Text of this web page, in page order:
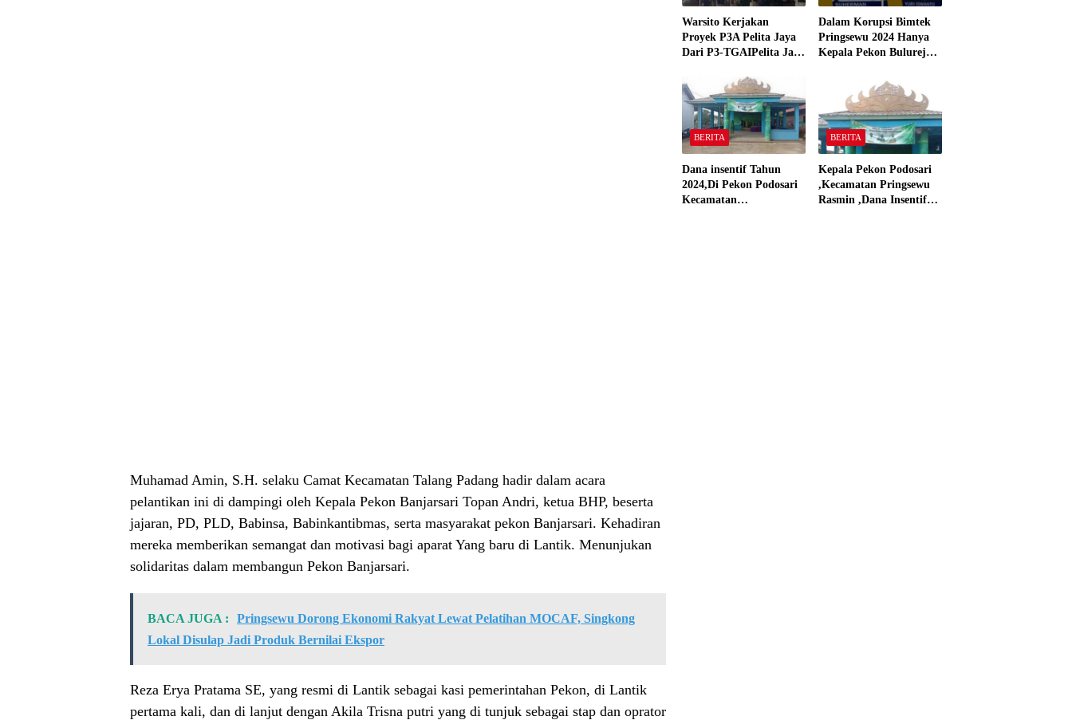
Muhamad Amin, S.H. selaku Camat Kecamatan Talang Padang hadir dalam acara
pelantikan ini di dampingi oleh Kepala Pekon Banjarsari Topan Andri, ketua BHP, beserta
jajaran, PD, PLD, Babinsa, Babinkantibmas, serta masyarakat pekon Banjarsari. Kehadiran
mereka memberikan semangat dan motivasi bagi aparat Yang baru di Lantik. Menunjukan
solidaritas dalam membangun Pekon Banjarsari.
BACA JUGA :
Pringsewu Dorong Ekonomi Rakyat Lewat Pelatihan MOCAF, Singkong
Lokal Disulap Jadi Produk Bernilai Ekspor
Reza Erya Pratama SE, yang resmi di Lantik sebagai kasi pemerintahan Pekon, di Lantik
pertama kali, dan di lanjut dengan Akila Trisna putri yang di tunjuk sebagai stap dan oprator
Warsito Kerjakan
Proyek P3A Pelita Jaya
Dari P3-TGAIPelita Jaya
“Semua Material Sesuai
Standar”
Dalam Korupsi Bimtek
Pringsewu 2024 Hanya
Kepala Pekon Bulurejo
dan Dana Insentif Pekon
BERITA
Dana insentif Tahun
2024,Di Pekon Podosari
Kecamatan
BERITA
Kepala Pekon Podosari
,Kecamatan Pringsewu
Rasmin ,Dana Insentif